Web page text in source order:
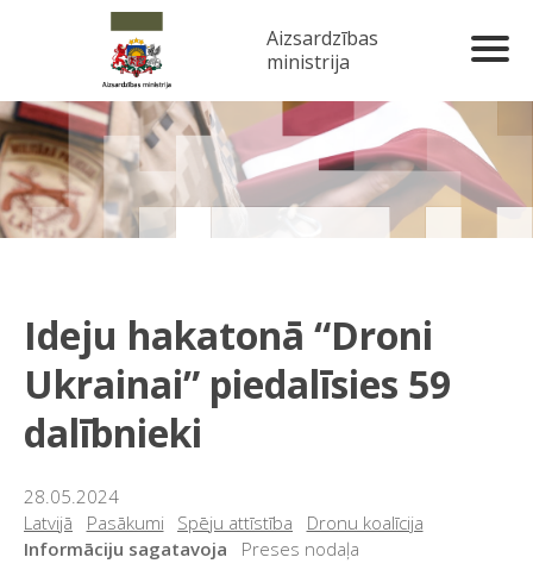
Aizsardzības
ministrija
Ideju hakatonā “Droni
Ukrainai” piedalīsies 59
dalībnieki
28.05.2024
Latvijā
Pasākumi Spēju attīstība
Dronu koalīcija
Informāciju sagatavoja
Preses nodaļa